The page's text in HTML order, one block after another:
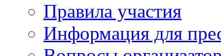
Правила участия
Информация для